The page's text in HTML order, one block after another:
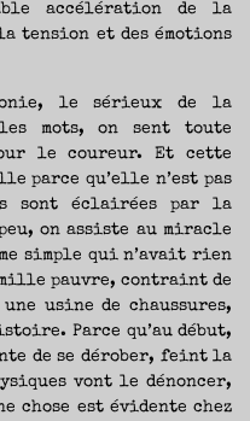
accélération de la
tension et des émotions
le sérieux de la
mots, on sent toute
le coureur. Et cette
parce qu’elle n’est pas
sont éclairées par la
on assiste au miracle
simple qui n’avait rien
pauvre, contraint de
usine de chaussures,
Parce qu’au début,
de se dérober, feint la
vont le dénoncer,
chose est évidente chez